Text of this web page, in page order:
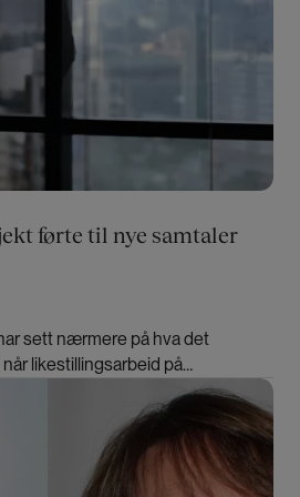
førte til nye samtaler
sett nærmere på hva det
likestillingsarbeid på
noen vei.